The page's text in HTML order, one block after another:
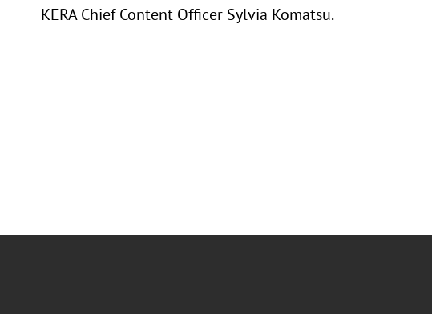
KERA Chief Content Officer Sylvia Komatsu.